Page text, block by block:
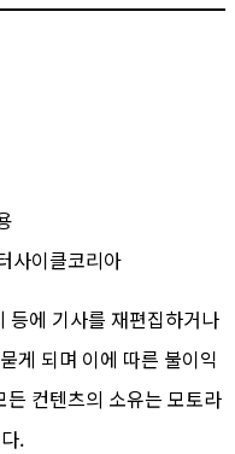
사이클코리아
등에 기사를 재편집하거나
게 되며 이에 따른 불이익
컨텐츠의 소유는 모토라
.